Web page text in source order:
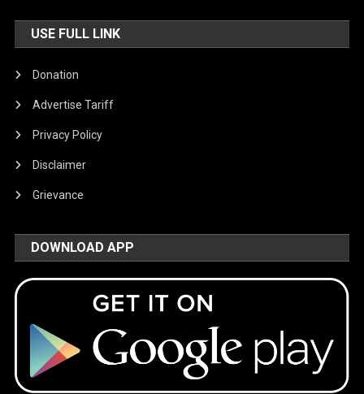
USE FULL LINK
Donation
Advertise Tariff
Privacy Policy
Disclaimer
Grievance
DOWNLOAD APP